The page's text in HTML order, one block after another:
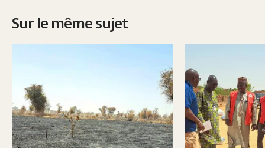
Sur le même sujet